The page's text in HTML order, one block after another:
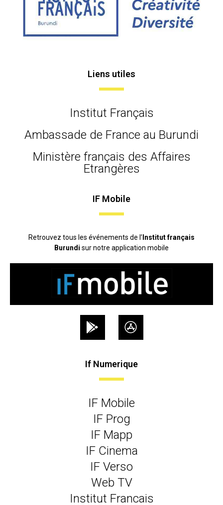
Liens utiles
Institut Français
Ambassade de France au Burundi
Ministère français des Affaires
Etrangères
IF Mobile
Retrouvez tous les événements de l’ Institut français
Burundi sur notre application mobile
If Numerique
IF Mobile
IF Prog
IF Mapp
IF Cinema
IF Verso
Web TV
Institut Francais